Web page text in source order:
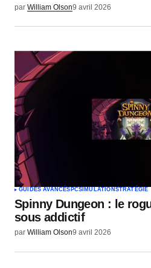
par William Olson9 avril 2026
GUIDES AVANCÉS PCSIMULATION STRATÉGIE
Spinny Dungeon : le
sous addictif
par William Olson9 avril 2026